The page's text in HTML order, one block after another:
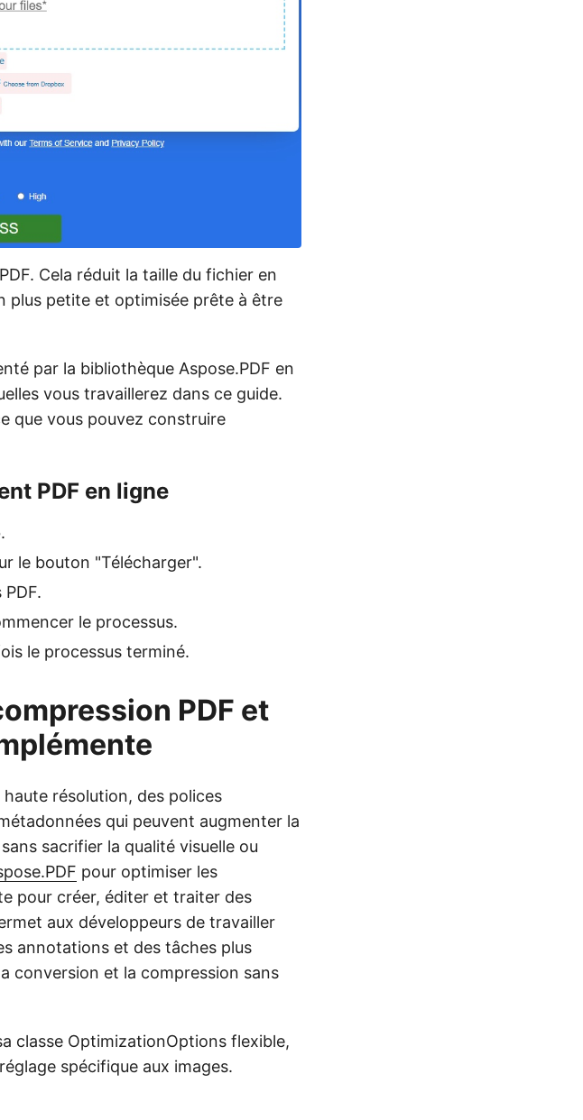
Cela réduit la taille du fichier en
plus petite et optimisée prête à être
par la bibliothèque Aspose.PDF en
vous travaillerez dans ce guide.
que vous pouvez construire
PDF en ligne
le bouton "Télécharger".
le processus.
le processus terminé.
PDF et
résolution, des polices
qui peuvent augmenter la
sacrifier la qualité visuelle ou
pour optimiser les
pour créer, éditer et traiter des
aux développeurs de travailler
annotations et des tâches plus
conversion et la compression sans
classe OptimizationOptions flexible,
spécifique aux images.